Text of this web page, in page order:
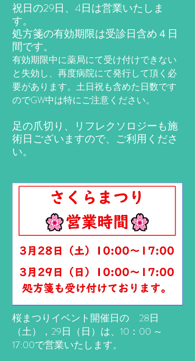
祝日の29日、4日は営業いたしま
す。
処方箋の有効期限は受診日含め４日
間です。
有効期限中に薬局にて受け付けできない
と失効し、再度病院にて発行して頂く必
要があります。土日祝も含めた日数です
のでGW中は特にご注意ください。
​足の爪切り、リフレクソロジーも施
術日ございますので、ご利用くださ
い。
桜まつりイベント開催日の 28日
（土），29日（日）は、10：00 ～
17:00で営業いたします。